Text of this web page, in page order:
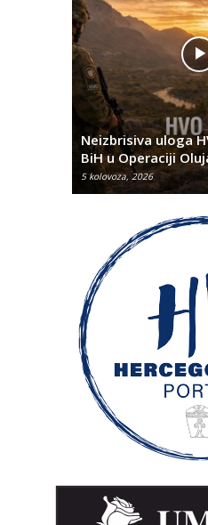
Neizbrisiva uloga
BiH u Operaciji
5 kolovoza, 2026